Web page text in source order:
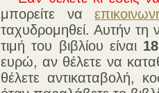
μπορείτε να
ταχυδρομηθεί. Αυτήν τη
τιμή του βιβλίου είναι
ευρώ, αν θέλετε να
θέλετε αντικαταβολή,